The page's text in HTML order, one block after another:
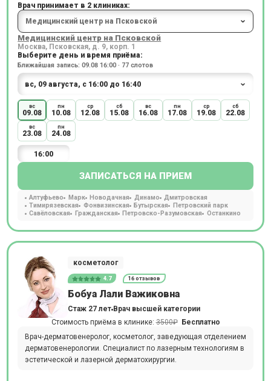
Врач принимает в 2 клиниках:
Медицинский центр на Псковской
Москва, Псковская, д. 9, корп. 1
Выберите день и время приёма:
Ближайшая запись: 09.08 16:00 · 77 слотов
вс
09.08
пн
10.08
ср
12.08
сб
15.08
вс
16.08
пн
17.08
ср
19.08
сб
22.08
вс
23.08
пн
24.08
16:00
ЗАПИСАТЬСЯ НА ПРИЕМ
Алтуфьево Марк Новодачная Динамо
Дмитровская
Тимирязевская
Фонвизинская Бутырская
Петровский парк
Савёловская
Гражданская Петровско-Разумовская Останкино
косметолог
4.7 16 отзывов
Бобуа Лали Важиковна
Стаж 27 лет Врач высшей категории
Стоимость приёма в клинике:3500₽
Бесплатно
Врач-дерматовенеролог, косметолог, заведующая отделением
дерматовенерологии. Специалист по лазерным технологиям в
эстетической и лазерной дерматохирургии.